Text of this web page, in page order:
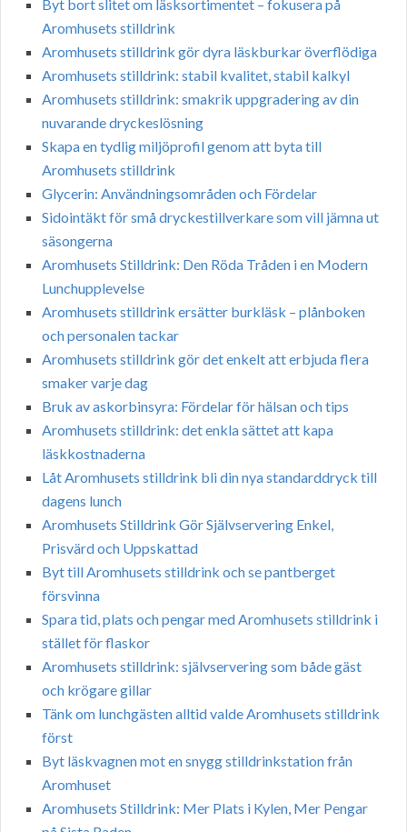
Byt bort slitet om läsksortimentet – fokusera på
Aromhusets stilldrink
Aromhusets stilldrink gör dyra läskburkar överflödiga
Aromhusets stilldrink: stabil kvalitet, stabil kalkyl
Aromhusets stilldrink: smakrik uppgradering av din
nuvarande dryckeslösning
Skapa en tydlig miljöprofil genom att byta till
Aromhusets stilldrink
Glycerin: Användningsområden och Fördelar
Sidointäkt för små dryckestillverkare som vill jämna ut
säsongerna
Aromhusets Stilldrink: Den Röda Tråden i en Modern
Lunchupplevelse
Aromhusets stilldrink ersätter burkläsk – plånboken
och personalen tackar
Aromhusets stilldrink gör det enkelt att erbjuda flera
smaker varje dag
Bruk av askorbinsyra: Fördelar för hälsan och tips
Aromhusets stilldrink: det enkla sättet att kapa
läskkostnaderna
Låt Aromhusets stilldrink bli din nya standarddryck till
dagens lunch
Aromhusets Stilldrink Gör Självservering Enkel,
Prisvärd och Uppskattad
Byt till Aromhusets stilldrink och se pantberget
försvinna
Spara tid, plats och pengar med Aromhusets stilldrink i
stället för flaskor
Aromhusets stilldrink: självservering som både gäst
och krögare gillar
Tänk om lunchgästen alltid valde Aromhusets stilldrink
först
Byt läskvagnen mot en snygg stilldrinkstation från
Aromhuset
Aromhusets Stilldrink: Mer Plats i Kylen, Mer Pengar